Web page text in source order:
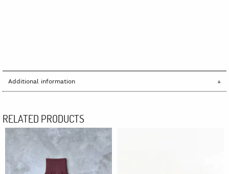
Additional information
RELATED PRODUCTS